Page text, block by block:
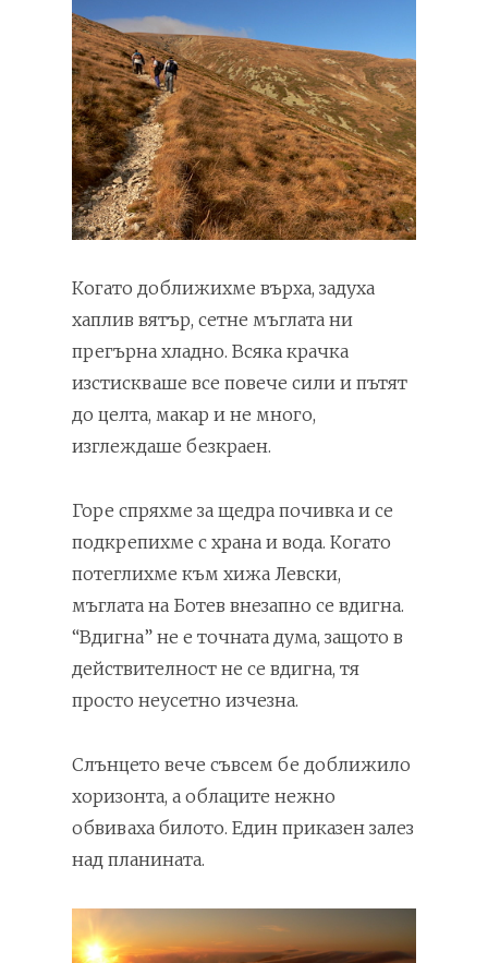
Когато доближихме върха, задуха
хаплив вятър, сетне мъглата ни
прегърна хладно. Всяка крачка
изстискваше все повече сили и пътят
до целта, макар и не много,
изглеждаше безкраен.
Горе спряхме за щедра почивка и се
подкрепихме с храна и вода. Когато
потеглихме към хижа Левски,
мъглата на Ботев внезапно се вдигна.
“Вдигна” не е точната дума, защото в
действителност не се вдигна, тя
просто неусетно изчезна.
Слънцето вече съвсем бе доближило
хоризонта, а облаците нежно
обвиваха билото. Един приказен залез
над планината.